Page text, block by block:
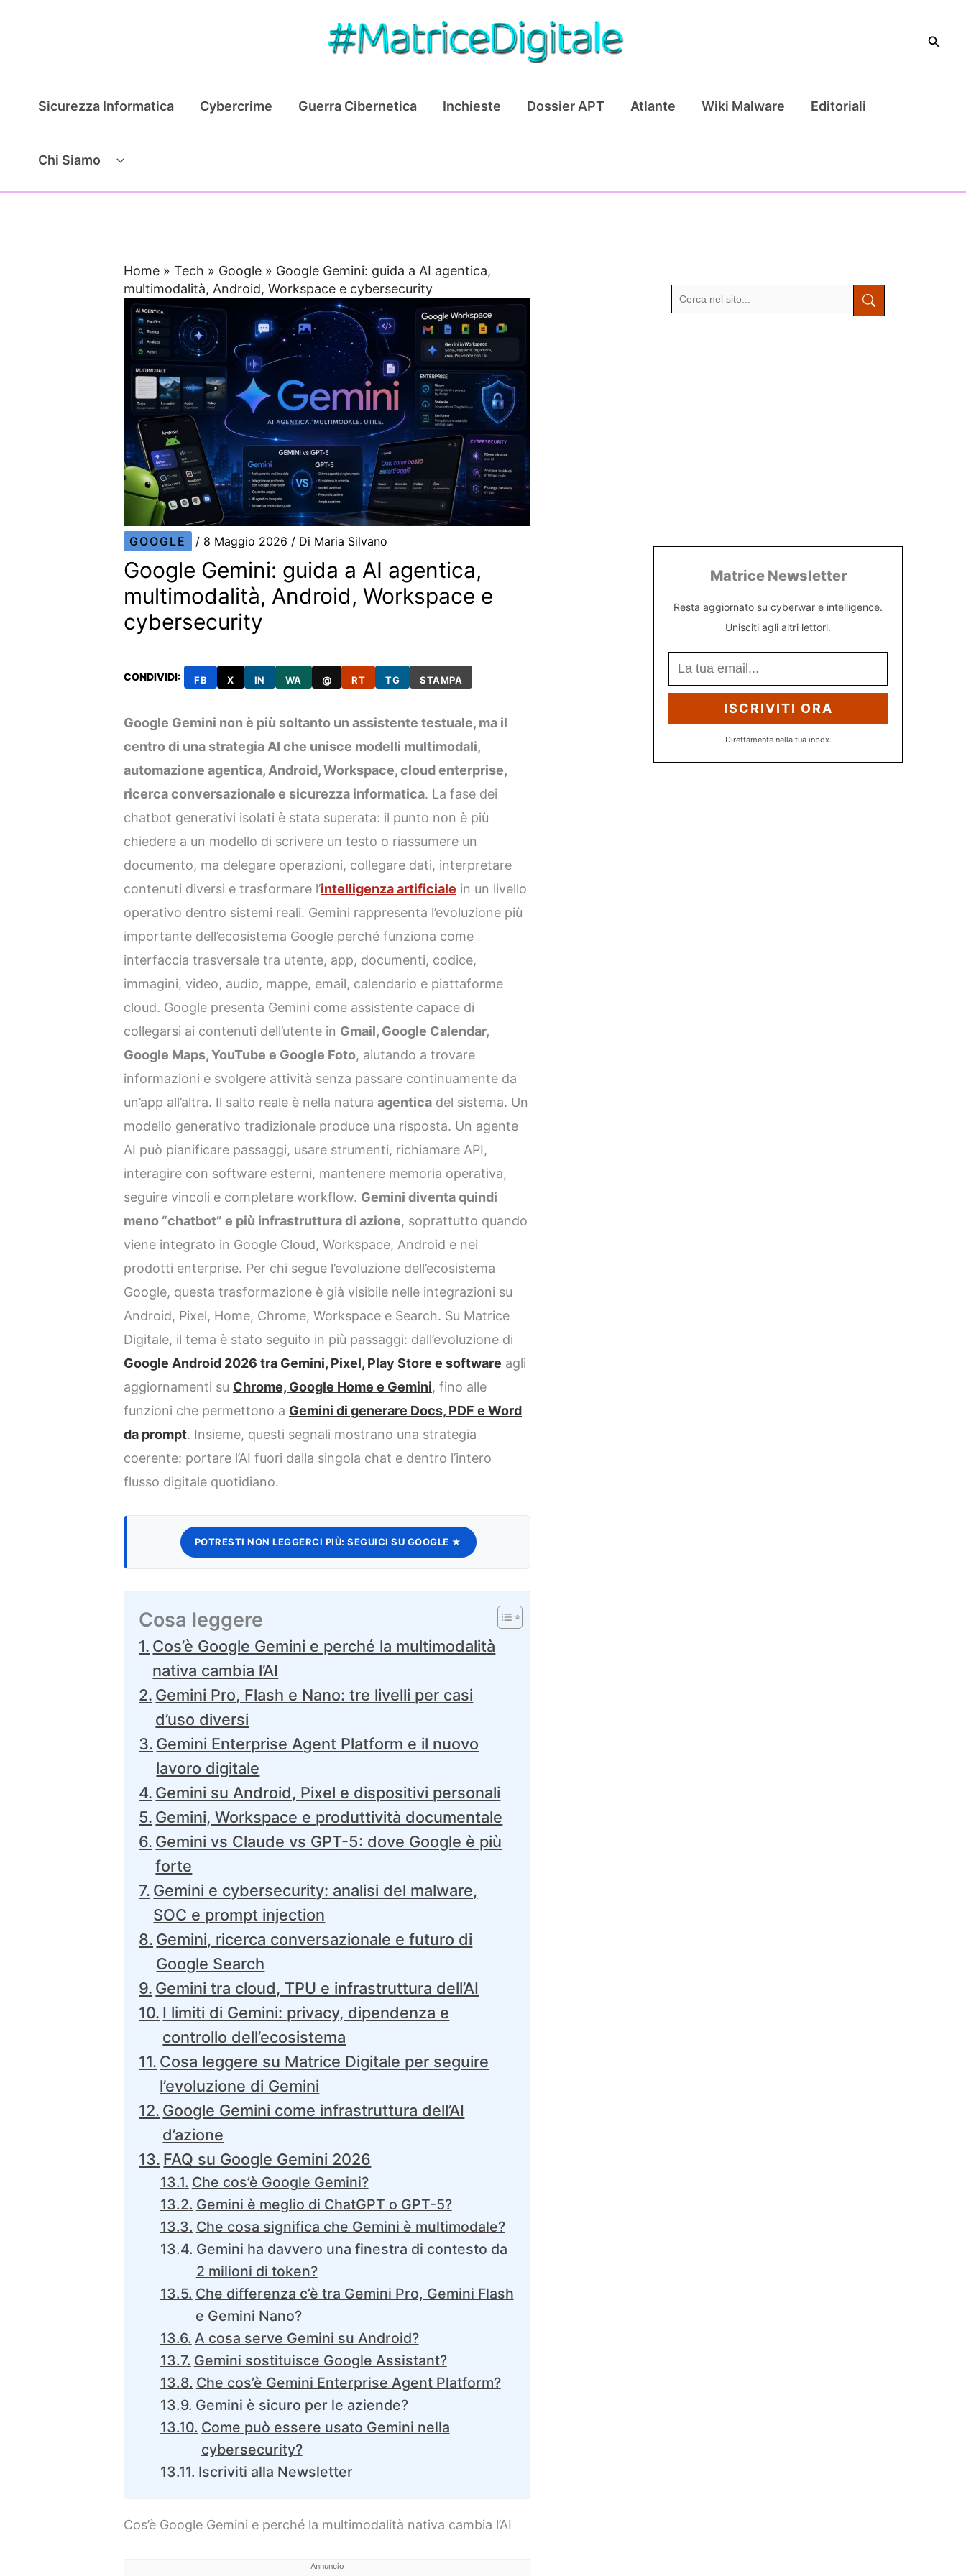
Cerca
Sicurezza Informatica Cybercrime Guerra Cibernetica Inchieste Dossier APT Atlante Wiki Malware Editoriali
Chi Siamo
Home »Tech » Google » Google Gemini: guida a AI agentica,
multimodalità, Android, Workspace e cybersecurity
GOOGLE / 8 Maggio 2026 / Di Maria Silvano
Google Gemini: guida a AI agentica,
multimodalità, Android, Workspace e
cybersecurity
CONDIVIDI: FB X IN WA @ RT TG STAMPA
Google Gemini non è più soltanto un assistente testuale, ma il
centro di una strategia AI che unisce modelli multimodali,
automazione agentica, Android, Workspace, cloud enterprise,
ricerca conversazionale e sicurezza informatica. La fase dei
chatbot generativi isolati è stata superata: il punto non è più
chiedere a un modello di scrivere un testo o riassumere un
documento, ma delegare operazioni, collegare dati, interpretare
contenuti diversi e trasformare l’intelligenza artificiale in un livello
operativo dentro sistemi reali. Gemini rappresenta l’evoluzione più
importante dell’ecosistema Google perché funziona come
interfaccia trasversale tra utente, app, documenti, codice,
immagini, video, audio, mappe, email, calendario e piattaforme
cloud. Google presenta Gemini come assistente capace di
collegarsi ai contenuti dell’utente in Gmail, Google Calendar,
Google Maps, YouTube e Google Foto, aiutando a trovare
informazioni e svolgere attività senza passare continuamente da
un’app all’altra. Il salto reale è nella naturaagentica del sistema. Un
modello generativo tradizionale produce una risposta. Un agente
AI può pianificare passaggi, usare strumenti, richiamare API,
interagire con software esterni, mantenere memoria operativa,
seguire vincoli e completare workflow. Gemini diventa quindi
meno “chatbot” e più infrastruttura di azione, soprattutto quando
viene integrato in Google Cloud, Workspace, Android e nei
prodotti enterprise. Per chi segue l’evoluzione dell’ecosistema
Google, questa trasformazione è già visibile nelle integrazioni su
Android, Pixel, Home, Chrome, Workspace e Search. Su Matrice
Digitale, il tema è stato seguito in più passaggi: dall’evoluzione di
Google Android 2026 tra Gemini, Pixel, Play Store e software agli
aggiornamenti su Chrome, Google Home e Gemini, fino alle
funzioni che permettono a Gemini di generare Docs, PDF e Word
da prompt. Insieme, questi segnali mostrano una strategia
coerente: portare l’AI fuori dalla singola chat e dentro l’intero
flusso digitale quotidiano.
POTRESTI NON LEGGERCI PIÙ: SEGUICI SU GOOGLE ★
Cosa leggere
Cos’è Google Gemini e perché la multimodalità
nativa cambia l’AI
Gemini Pro, Flash e Nano: tre livelli per casi
d’uso diversi
Gemini Enterprise Agent Platform e il nuovo
lavoro digitale
Gemini su Android, Pixel e dispositivi personali
Gemini, Workspace e produttività documentale
Gemini vs Claude vs GPT-5: dove Google è più
forte
Gemini e cybersecurity: analisi del malware,
SOC e prompt injection
Gemini, ricerca conversazionale e futuro di
Google Search
Gemini tra cloud, TPU e infrastruttura dell’AI
I limiti di Gemini: privacy, dipendenza e
controllo dell’ecosistema
Cosa leggere su Matrice Digitale per seguire
l’evoluzione di Gemini
Google Gemini come infrastruttura dell’AI
d’azione
FAQ su Google Gemini 2026
Che cos’è Google Gemini?
Gemini è meglio di ChatGPT o GPT-5?
Che cosa significa che Gemini è multimodale?
Gemini ha davvero una finestra di contesto da
2 milioni di token?
Che differenza c’è tra Gemini Pro, Gemini Flash
e Gemini Nano?
A cosa serve Gemini su Android?
Gemini sostituisce Google Assistant?
Che cos’è Gemini Enterprise Agent Platform?
Gemini è sicuro per le aziende?
Come può essere usato Gemini nella
cybersecurity?
Iscriviti alla Newsletter
Cos’è Google Gemini e perché la multimodalità nativa cambia l’AI
Annuncio
Matrice Newsletter
Resta aggiornato su cyberwar e intelligence.
Unisciti agli altri lettori.
ISCRIVITI ORA
Direttamente nella tua inbox.